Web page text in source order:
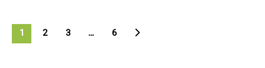
1 2 3 … 6